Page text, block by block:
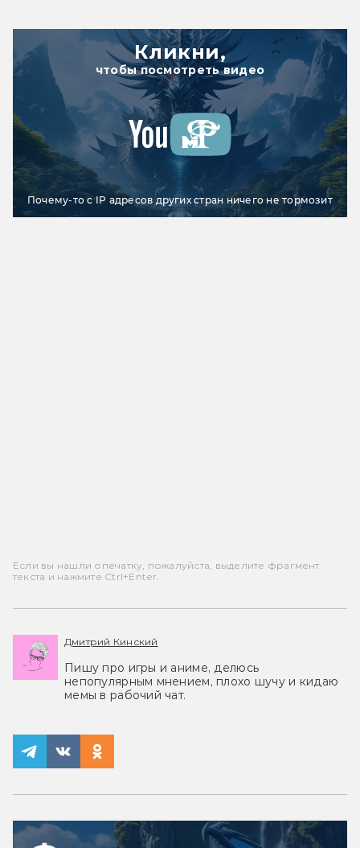
Кликни,
чтобы посмотреть видео
Почему-то с IP адресов других стран ничего не тормозит
Если вы нашли опечатку, пожалуйста, выделите фрагмент
текста и нажмите Ctrl+Enter.
Дмитрий Кинский
Пишу про игры и аниме, делюсь
непопулярным мнением, плохо шучу и кидаю
мемы в рабочий чат.